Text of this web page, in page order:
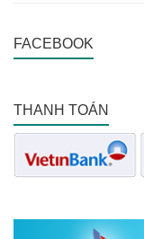
FACEBOOK
THANH TOÁN